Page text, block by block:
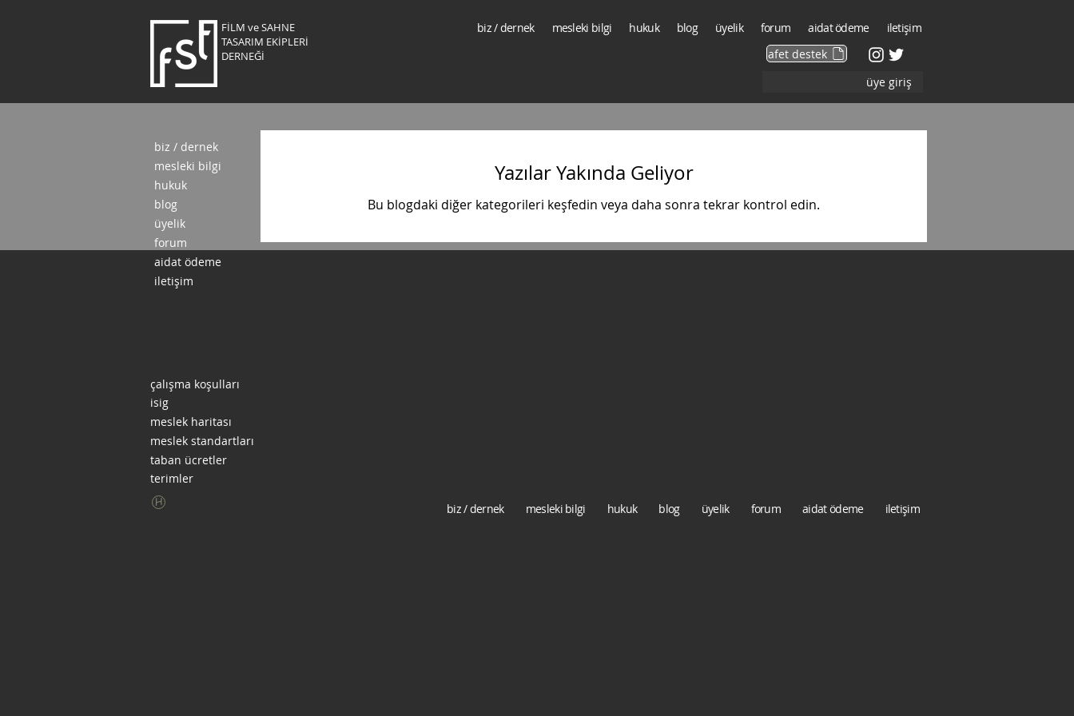
FİLM ve SAHNE
TASARIM EKİPLERİ
DERNEĞİ
biz / dernek mesleki bilgi hukuk blog üyelik forum aidat ödeme
iletişim
afet destek
üye giriş
Yazılar Yakında Geliyor
Bu blogdaki diğer kategorileri keşfedin veya daha sonra tekrar kontrol edin.
biz / dernek
mesleki bilgi
hukuk
blog
üyelik
forum
aidat ödeme
iletişim
isig
meslek haritası
meslek standartları
taban ücretler
terimler
çalışma koşulları
H biz / dernek mesleki bilgi hukuk blog üyelik forum aidat ödeme iletişim